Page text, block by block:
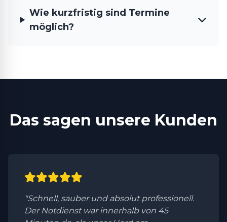
Wie kurzfristig sind Termine
möglich?
Das sagen unsere Kunden
"Schnell, sauber und absolut professionell.
Der Notdienst war innerhalb von 45